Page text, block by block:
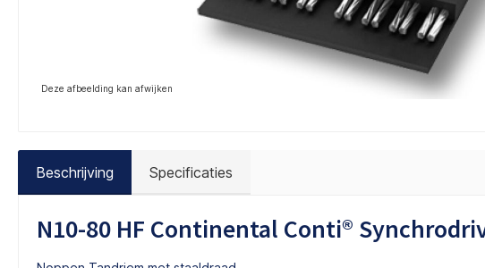
Deze afbeelding kan afwijken
Beschrijving Specificaties
N10-80 HF Continental Conti®